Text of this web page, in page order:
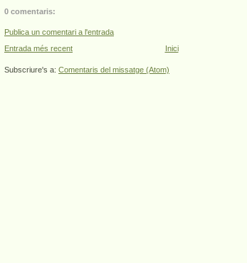
0 comentaris:
Publica un comentari a l'entrada
Entrada més recent
Inici
Subscriure's a: Comentaris del missatge (Atom)